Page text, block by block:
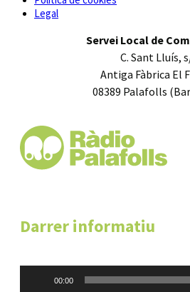
Legal
Servei Local de
C. Sant Lluís,
Antiga Fàbrica El
08389 Palafolls
Darrer informatiu
00:00